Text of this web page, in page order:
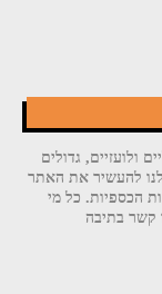
ולועזיים, גדולים
לנו להעשיר את האתר
הכספיות. כל מי
קשר בתיבה